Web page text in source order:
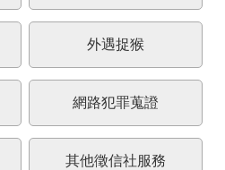
外遇捉猴
網路犯罪蒐證
其他徵信社服務